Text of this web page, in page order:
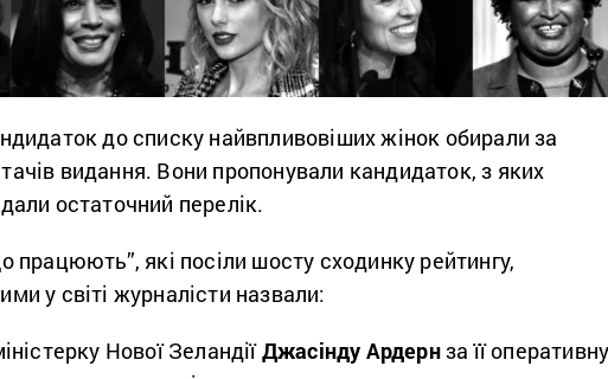
до списку найвпливовіших жінок обирали за
видання. Вони пропонували кандидаток, з яких
остаточний перелік.
працюють”, які посіли шосту сходинку рейтингу,
у світі журналісти назвали:
Нової ЗеландіїДжасінду Ардернза її